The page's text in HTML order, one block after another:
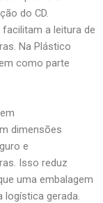
do CD.
a leitura de
Na Plástico
como parte
dimensões
e
Isso reduz
uma embalagem
logística gerada.